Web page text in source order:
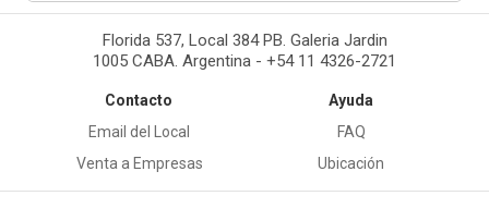
Florida 537, Local 384 PB. Galeria Jardin
1005 CABA. Argentina - +54 11 4326-2721
Contacto
Email del Local
Venta a Empresas
Ayuda
FAQ
Ubicación